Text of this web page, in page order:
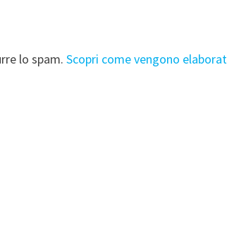
lo spam.Scopri come vengono